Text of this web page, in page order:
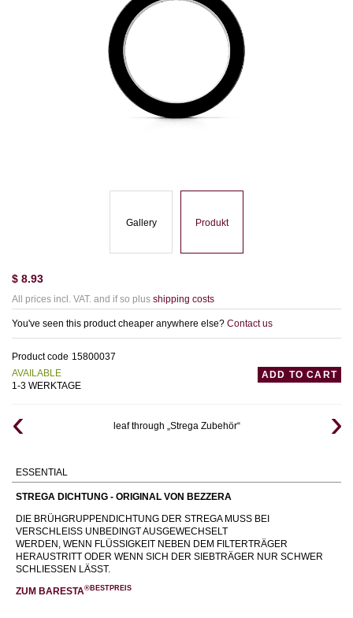
Gallery Produkt
$ 8.93
All prices incl. VAT. and if so plus shipping costs
You've seen this product cheaper anywhere else? Contact us
Product code 15800037
AVAILABLE
1-3 WERKTAGE
ADD TO CART
leaf through „Strega Zubehör“
ESSENTIAL
STREGA DICHTUNG - ORIGINAL VON BEZZERA
DIE BRÜHGRUPPENDICHTUNG DER STREGA MUSS BEI
VERSCHLEISS UNBEDINGT AUSGEWECHSELT
WERDEN, WENN FLÜSSIGKEIT NEBEN DEM FILTERTRÄGER
HERAUSTRITT ODER WENN SICH DER SIEBTRÄGER NUR SCHWER
SCHLIESSEN LÄSST.
ZUM BARESTA®BESTPREIS